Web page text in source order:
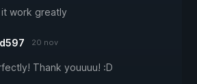
work greatly
20 nov
Thank youuuu! :D